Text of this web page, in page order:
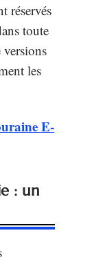
réservés
toute
versions
les
E-
: un